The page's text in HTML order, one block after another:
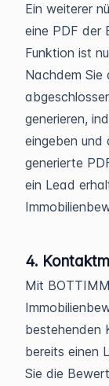
Ein weiterer
eine PDF der
Funktion ist
Nachdem Sie
generieren,
eingeben und
generierte
ein Lead
4.
Mit
bestehenden
bereits einen
Sie die